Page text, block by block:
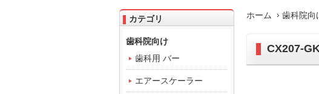
ホーム 歯科院向
CX207-
カテゴリ
歯科院向け
歯科用 バー
エアースケーラー